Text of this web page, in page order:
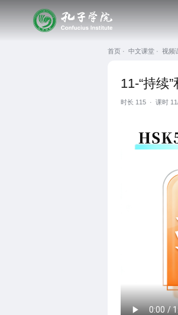
首页 · 中文课堂 · 视频
11-“持续
时长 115 · 课时